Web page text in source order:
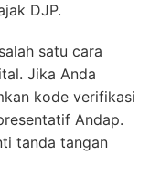
DJP.
satu cara
Jika Anda
kode verifikasi
Andap.
tanda tangan